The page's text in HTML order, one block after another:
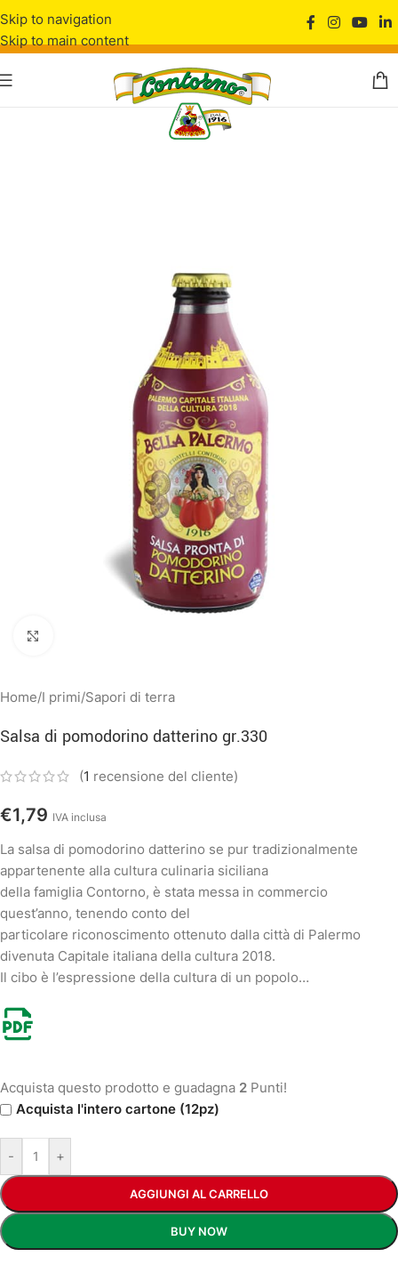
Skip to navigation
Skip to main content
Home/I primi/Sapori di terra
Salsa di pomodorino datterino gr.330
(1 recensione del cliente)
€1,79 IVA inclusa
La salsa di pomodorino datterino se pur tradizionalmente
appartenente alla cultura culinaria siciliana
della famiglia Contorno, è stata messa in commercio
quest’anno, tenendo conto del
particolare riconoscimento ottenuto dalla città di Palermo
divenuta Capitale italiana della cultura 2018.
Il cibo è l’espressione della cultura di un popolo…
Acquista questo prodotto e guadagna 2 Punti!
Acquista l'intero cartone (12pz)
- +
AGGIUNGI AL CARRELLO
BUY NOW